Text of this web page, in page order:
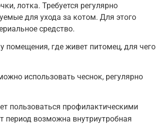
лотка. Требуется регулярно
для ухода за котом. Для этого
средство.
помещения, где живет питомец, для чего
использовать чеснок, регулярно
пользоваться профилактическими
период возможна внутриутробная